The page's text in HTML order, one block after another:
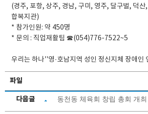
(경주, 포항, 상주, 경남, 구미, 영주, 달구벌, 덕
합복지관)
* 참가인원: 약 450명
* 문의 : 직업재활팀 ☎(054)776-7522~5
우리는 하나''영·호남지역 성인 정신지체 장애인
파일
다음글 동천동 체육회 창립 총회 개최